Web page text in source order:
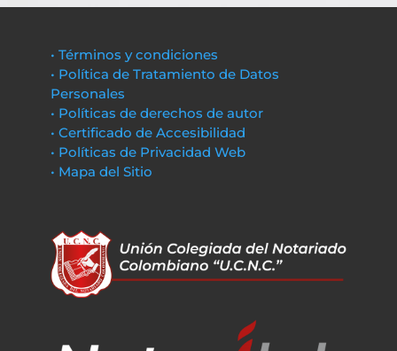
• Términos y condiciones
• Política de Tratamiento de Datos
Personales
• Políticas de derechos de autor
• Certificado de Accesibilidad
• Políticas de Privacidad Web
• Mapa del Sitio